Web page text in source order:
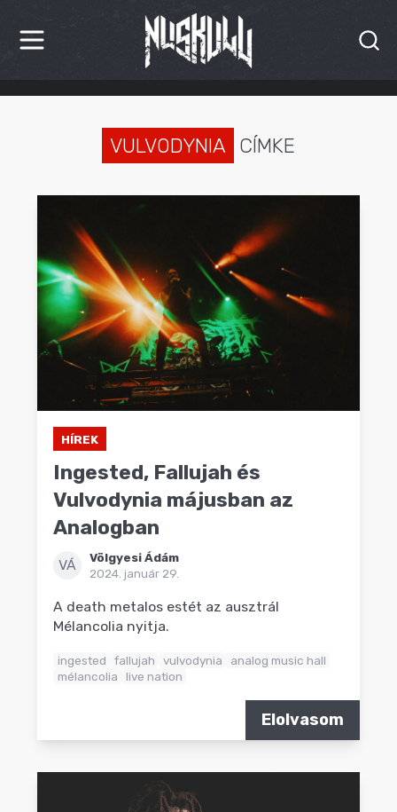
HÍREK
INTERJÚK
PREMIEREK
KULT
MÁSVILÁG
VULVODYNIA CÍMKE
HÍREK
Ingested, Fallujah és
Vulvodynia májusban az
Analogban
VÁ
Völgyesi Ádám
2024. január 29.
A death metalos estét az ausztrál
Mélancolia nyitja.
ingested fallujah vulvodynia
analog music hall
mélancolia
live nation
Elolvasom